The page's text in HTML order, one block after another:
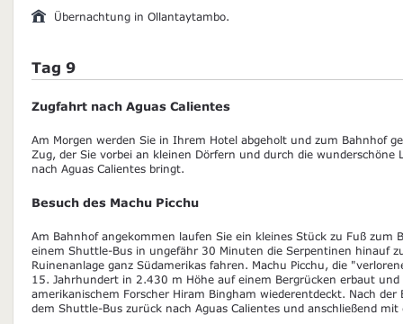
Übernachtung in Ollantaytambo.
Tag 9
Zugfahrt nach Aguas Calientes
Am Morgen werden Sie in Ihrem Hotel abgeholt und zum Bahnhof
Zug, der Sie vorbei an kleinen Dörfern und durch die wunderschöne
nach Aguas Calientes bringt.
Besuch des Machu Picchu
Am Bahnhof angekommen laufen Sie ein kleines Stück zu Fuß zum
einem Shuttle-Bus in ungefähr 30 Minuten die Serpentinen hinauf
Ruinenanlage ganz Südamerikas fahren. Machu Picchu, die
15. Jahrhundert in 2.430 m Höhe auf einem Bergrücken erbaut
amerikanischem Forscher Hiram Bingham wiederentdeckt. Nach
dem Shuttle-Bus zurück nach Aguas Calientes und anschließend